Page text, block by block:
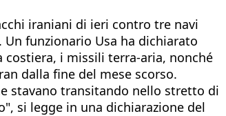
iraniani di ieri contro tre navi
funzionario Usa ha dichiarato
i missili terra-aria, nonché
dalla fine del mese scorso.
stavano transitando nello stretto di
si legge in una dichiarazione del